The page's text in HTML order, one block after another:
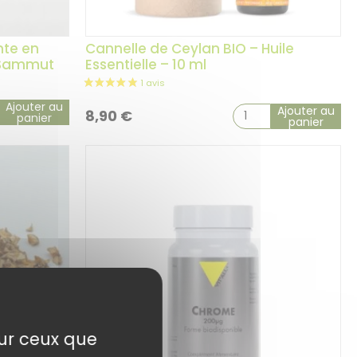
en
Ajouter au
panier
Cannelle de Ceylan BIO – Huile
Essentielle – 10 ml
8,90 € Ajouter au
panier
ceux que